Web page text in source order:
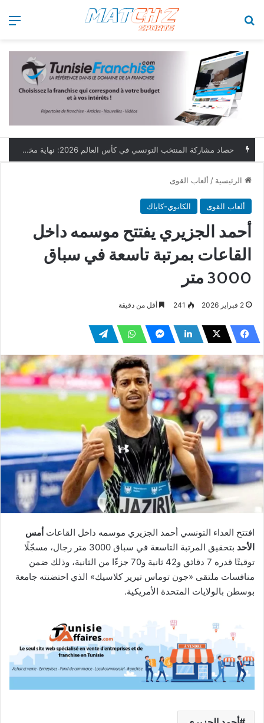
الرئيسية / ألعاب القوى
ألعاب القوى الكانوي-كاياك
أحمد الجزيري يفتتح موسمه داخل
القاعات بمرتبة تاسعة في سباق
3000 متر
2 فبراير 2026 241 أقل من دقيقة
افتتح العداء التونسي أحمد الجزيري موسمه داخل القاعات أمس
الأحد
بتحقيق المرتبة التاسعة في سباق 3000 متر رجال، مسجّلًا
توقيتًا قدره 7 دقائق و42 ثانية و70 جزءًا من الثانية، وذلك ضمن
منافسات ملتقى «جون توماس تيرير كلاسيك» الذي احتضنته جامعة
بوسطن بالولايات المتحدة الأمريكية.